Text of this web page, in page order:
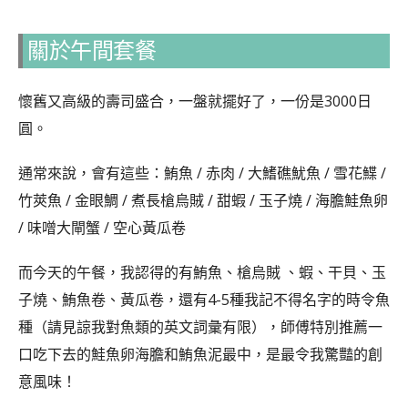
關於午間套餐
懷舊又高級的壽司盛合，一盤就擺好了，一份是3000日
圓。
通常來說，會有這些：鮪魚 / 赤肉 / 大鰭礁魷魚 / 雪花鰈 /
竹莢魚 / 金眼鯛 / 煮長槍烏賊 / 甜蝦 / 玉子燒 / 海膽鮭魚卵
/ 味噌大閘蟹 / 空心黃瓜卷
而今天的午餐，我認得的有鮪魚、槍烏賊 、蝦、干貝、玉
子燒、鮪魚卷、黃瓜卷，還有4-5種我記不得名字的時令魚
種（請見諒我對魚類的英文詞彙有限），師傅特別推薦一
口吃下去的鮭魚卵海膽和鮪魚泥最中，是最令我驚豔的創
意風味！